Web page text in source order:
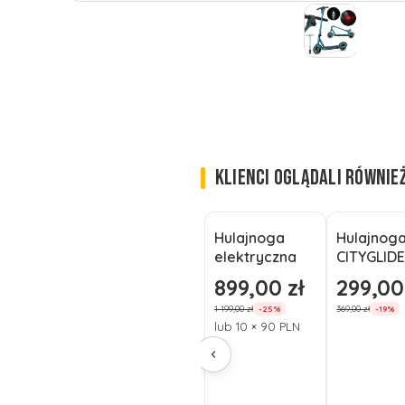
KLIENCI OGLĄDALI
Okazja
Hulajnoga
elektryczna
SoFlow SO
ONE 5,2 Ah
350W
Cena promocyjna
899,00 zł
1 199,00 zł -25%
lub 10 × 90 PLN
Okazja
Hulajnoga
CITYGLIDE
C200 lekka
składana
czarna
Cena
299,00
369,00 zł -19%